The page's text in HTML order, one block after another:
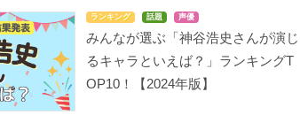
ランキング 話題 声優
みんなが選ぶ「神谷浩史さんが演じ
るキャラといえば？」ランキングT
OP10！【2024年版】